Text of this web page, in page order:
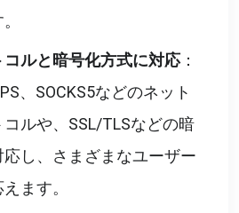
ルと暗号化方式に対応：
、SOCKS5などのネット
ルや、SSL/TLSなどの暗
し、さまざまなユーザー
ます。